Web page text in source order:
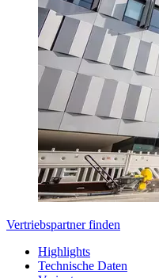
Vertriebspartner finden
Highlights
Technische Daten